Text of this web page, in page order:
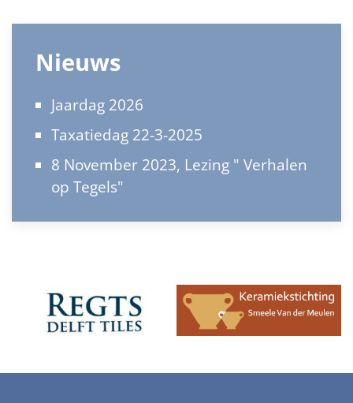
Nieuws
Jaardag 2026
Taxatiedag 22-3-2025
8 November 2023, Lezing " Verhalen
op Tegels"